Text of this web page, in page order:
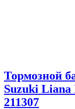
Тормозной
Suzuki Liana
211307